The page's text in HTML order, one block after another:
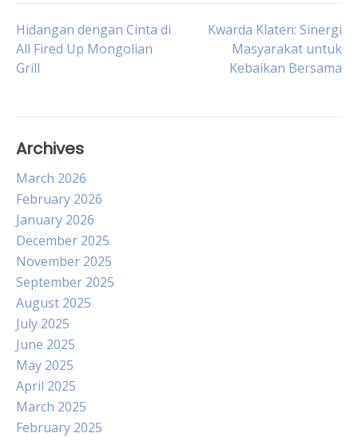
Post
navigation
Hidangan dengan Cinta di
All Fired Up Mongolian
Grill
Kwarda Klaten: Sinergi
Masyarakat untuk
Kebaikan Bersama
Archives
March 2026
February 2026
January 2026
December 2025
November 2025
September 2025
August 2025
July 2025
June 2025
May 2025
April 2025
March 2025
February 2025